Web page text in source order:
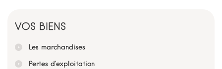
VOS BIENS
Les marchandises
Pertes d’exploitation